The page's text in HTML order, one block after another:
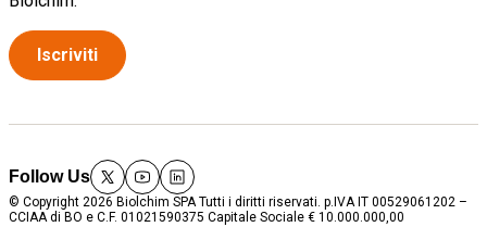
Iscriviti
Follow Us
twitteryoutube
linkedin
© Copyright 2026 Biolchim SPA Tutti i diritti riservati. p.IVA IT 00529061202 –
CCIAA di BO e C.F. 01021590375 Capitale Sociale € 10.000.000,00